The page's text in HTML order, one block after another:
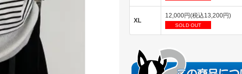
XL
12,000円(税込13,200円)
SOLD OUT